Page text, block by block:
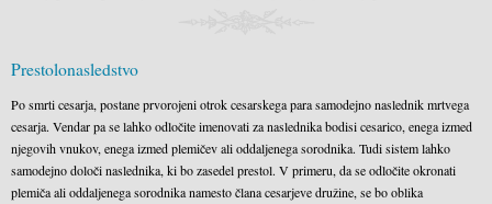
Prestolonasledstvo
Po smrti cesarja, postane prvorojeni otrok cesarskega para samodejno naslednik mrtvega
cesarja. Vendar pa se lahko odločite imenovati za naslednika bodisi cesarico, enega izmed
njegovih vnukov, enega izmed plemičev ali oddaljenega sorodnika. Tudi sistem lahko
samodejno določi naslednika, ki bo zasedel prestol. V primeru, da se odločite okronati
plemiča ali oddaljenega sorodnika namesto člana cesarjeve družine, se bo oblika